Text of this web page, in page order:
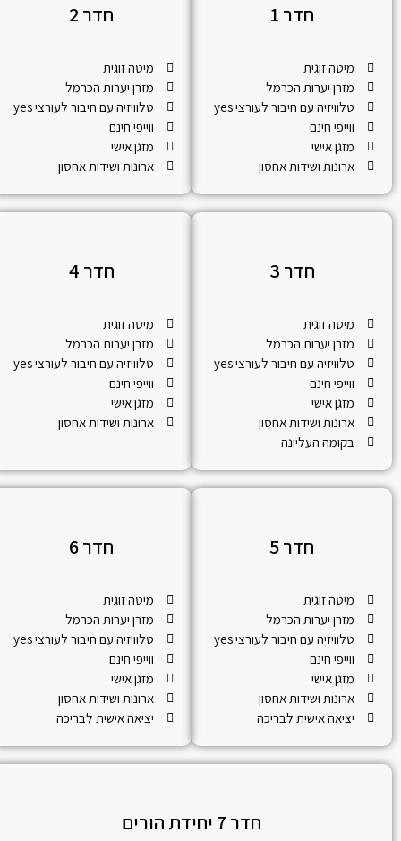
חדר 1
מיטה זוגית
מזרן יערות הכרמל
טלוויזיה עם חיבור לעורצי yes
ווייפי חינם
מזגן אישי
ארונות ושידות אחסון
חדר 2
מיטה זוגית
מזרן יערות הכרמל
טלוויזיה עם חיבור לעורצי yes
ווייפי חינם
מזגן אישי
ארונות ושידות אחסון
חדר 3
מיטה זוגית
מזרן יערות הכרמל
טלוויזיה עם חיבור לעורצי yes
ווייפי חינם
מזגן אישי
ארונות ושידות אחסון
בקומה העליונה
חדר 4
מיטה זוגית
מזרן יערות הכרמל
טלוויזיה עם חיבור לעורצי yes
ווייפי חינם
מזגן אישי
ארונות ושידות אחסון
חדר 5
מיטה זוגית
מזרן יערות הכרמל
טלוויזיה עם חיבור לעורצי yes
ווייפי חינם
מזגן אישי
ארונות ושידות אחסון
יציאה אישית לבריכה
חדר 6
מיטה זוגית
מזרן יערות הכרמל
טלוויזיה עם חיבור לעורצי yes
ווייפי חינם
מזגן אישי
ארונות ושידות אחסון
יציאה אישית לבריכה
חדר 7 יחידת הורים